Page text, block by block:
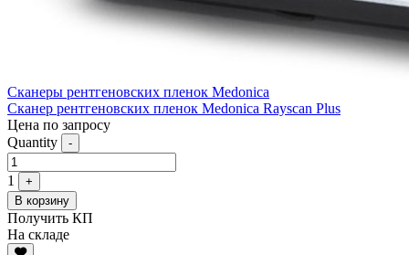
Сканеры рентгеновских пленок Medonica
Сканер рентгеновских пленок Medonica Rayscan Plus
Цена по запросу
Quantity
-
1
+
В корзину
Получить КП
На складе